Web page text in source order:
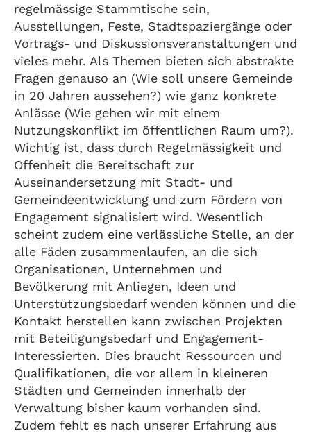
regelmässige Stammtische sein,
Ausstellungen, Feste, Stadtspaziergänge oder
Vortrags- und Diskussionsveranstaltungen und
vieles mehr. Als Themen bieten sich abstrakte
Fragen genauso an (Wie soll unsere Gemeinde
in 20 Jahren aussehen?) wie ganz konkrete
Anlässe (Wie gehen wir mit einem
Nutzungskonflikt im öffentlichen Raum um?).
Wichtig ist, dass durch Regelmässigkeit und
Offenheit die Bereitschaft zur
Auseinandersetzung mit Stadt- und
Gemeindeentwicklung und zum Fördern von
Engagement signalisiert wird. Wesentlich
scheint zudem eine verlässliche Stelle, an der
alle Fäden zusammenlaufen, an die sich
Organisationen, Unternehmen und
Bevölkerung mit Anliegen, Ideen und
Unterstützungsbedarf wenden können und die
Kontakt herstellen kann zwischen Projekten
mit Beteiligungsbedarf und Engagement-
Interessierten. Dies braucht Ressourcen und
Qualifikationen, die vor allem in kleineren
Städten und Gemeinden innerhalb der
Verwaltung bisher kaum vorhanden sind.
Zudem fehlt es nach unserer Erfahrung aus